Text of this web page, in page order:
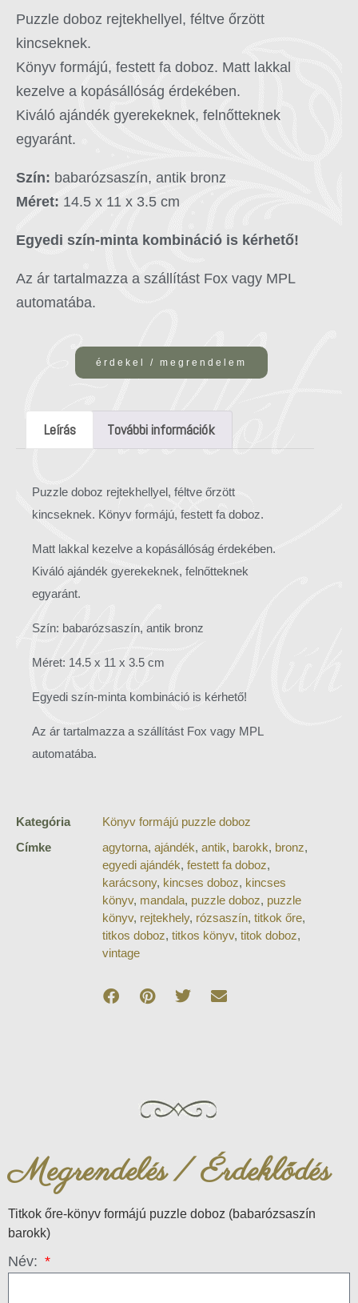
Puzzle doboz rejtekhellyel, féltve őrzött
kincseknek.
Könyv formájú, festett fa doboz. Matt lakkal
kezelve a kopásállóság érdekében.
Kiváló ajándék gyerekeknek, felnőtteknek
egyaránt.
Szín: babarózsaszín, antik bronz
Méret: 14.5 x 11 x 3.5 cm
Egyedi szín-minta kombináció is kérhető!
Az ár tartalmazza a szállítást Fox vagy MPL
automatába.
érdekel / megrendelem
Leírás További információk
Puzzle doboz rejtekhellyel, féltve őrzött
kincseknek. Könyv formájú, festett fa doboz.
Matt lakkal kezelve a kopásállóság érdekében.
Kiváló ajándék gyerekeknek, felnőtteknek
egyaránt.
Szín: babarózsaszín, antik bronz
Méret: 14.5 x 11 x 3.5 cm
Egyedi szín-minta kombináció is kérhető!
Az ár tartalmazza a szállítást Fox vagy MPL
automatába.
Kategória
Könyv formájú puzzle doboz
Címke
agytorna, ajándék, antik, barokk, bronz,
egyedi ajándék, festett fa doboz,
karácsony, kincses doboz, kincses
könyv, mandala, puzzle doboz, puzzle
könyv, rejtekhely, rózsaszín, titkok őre,
titkos doboz, titkos könyv, titok doboz,
vintage
Megrendelés / Érdeklődés
Titkok őre-könyv formájú puzzle doboz (babarózsaszín
barokk)
Név: